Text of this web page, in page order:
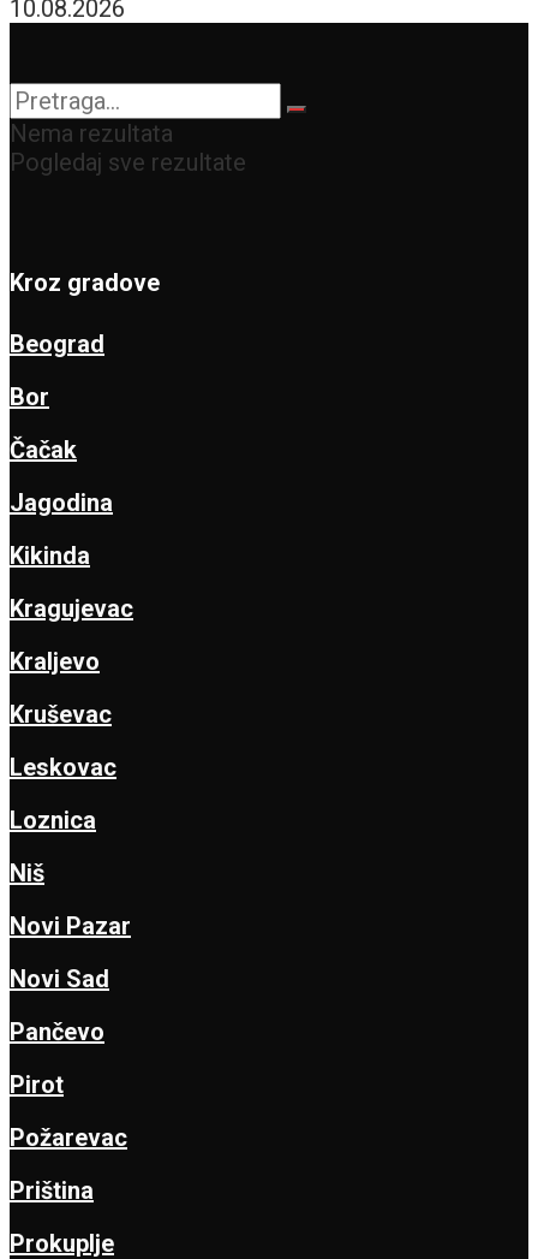
neokolonijalizma
10.08.2026
Nema rezultata
Pogledaj sve rezultate
Kroz gradove
Beograd
Bor
Čačak
Jagodina
Kikinda
Kragujevac
Kraljevo
Kruševac
Leskovac
Loznica
Niš
Novi Pazar
Novi Sad
Pančevo
Pirot
Požarevac
Priština
Prokuplje